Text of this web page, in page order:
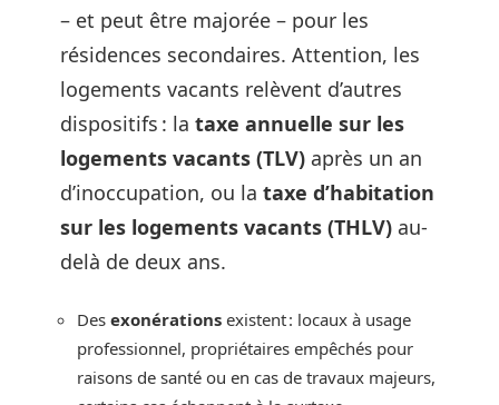
– et peut être majorée – pour les
résidences secondaires. Attention, les
logements vacants relèvent d’autres
dispositifs : la taxe annuelle sur les
logements vacants (TLV) après un an
d’inoccupation, ou la taxe d’habitation
sur les logements vacants (THLV) au-
delà de deux ans.
Des exonérations existent : locaux à usage
professionnel, propriétaires empêchés pour
raisons de santé ou en cas de travaux majeurs,